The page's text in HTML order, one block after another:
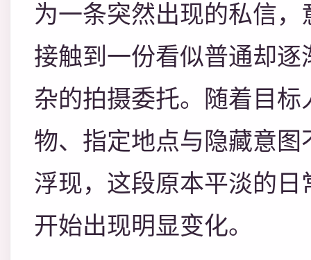
为一条突然出现的私信，
接触到一份看似普通却逐
杂的拍摄委托。随着目标
物、指定地点与隐藏意图
浮现，这段原本平淡的日
开始出现明显变化。